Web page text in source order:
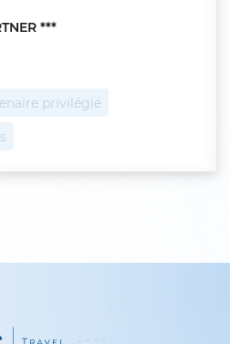
***
privilégié